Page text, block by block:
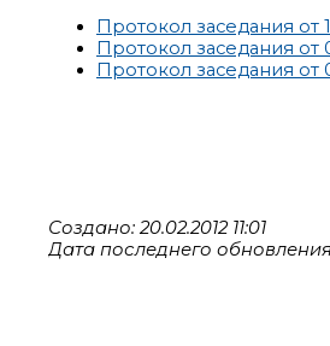
Протокол заседания от
Протокол заседания от
Протокол заседания от
Создано: 20.02.2012 11:01
Дата последнего обновления